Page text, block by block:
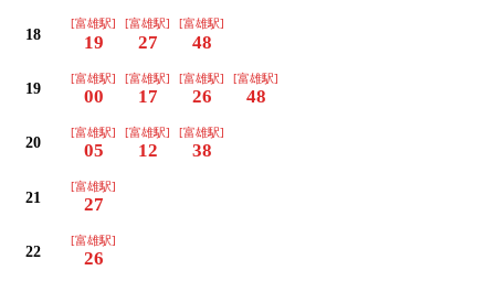
18
[富雄駅]
19
[富雄駅]
27
[富雄駅]
48
19
[富雄駅]
00
[富雄駅]
17
[富雄駅]
26
[富雄駅]
48
20
[富雄駅]
05
[富雄駅]
12
[富雄駅]
38
21
[富雄駅]
27
22
[富雄駅]
26